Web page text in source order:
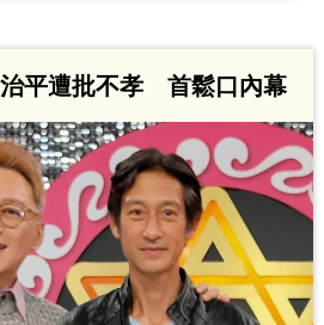
平遭批不孝 首鬆口內幕